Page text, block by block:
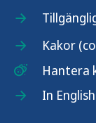
Kakor
Hantera
In English